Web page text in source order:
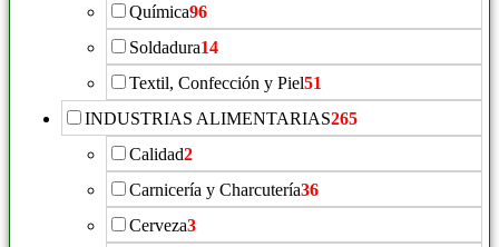
Química96
Soldadura14
Textil, Confección y Piel51
INDUSTRIAS ALIMENTARIAS265
Calidad2
Carnicería y Charcutería36
Cerveza3